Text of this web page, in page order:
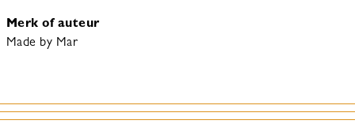
Merk of auteur
Made by Mar